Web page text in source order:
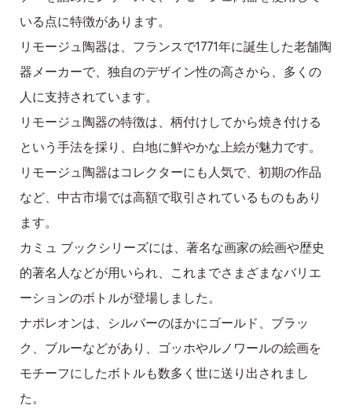
いる点に特徴があります。
リモージュ陶器は、フランスで1771年に誕生した老舗陶
器メーカーで、独自のデザイン性の高さから、多くの
人に支持されています。
リモージュ陶器の特徴は、柄付けしてから焼き付ける
という手法を採り、白地に鮮やかな上絵が魅力です。
リモージュ陶器はコレクターにも人気で、初期の作品
など、中古市場では高額で取引されているものもあり
ます。
カミュ ブックシリーズには、著名な画家の絵画や歴史
的著名人などが用いられ、これまでさまざまなバリエ
ーションのボトルが登場しました。
ナポレオンは、シルバーのほかにゴールド、ブラッ
ク、ブルーなどがあり、ゴッホやルノワールの絵画を
モチーフにしたボトルも数多く世に送り出されまし
た。